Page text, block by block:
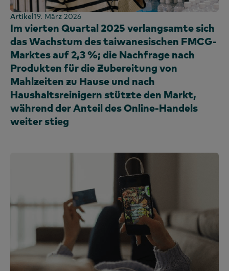
Nigeria
Peru
Philippinen
Portugal
Saudi-Arabien
Schottland
Südafrika
Spanien
Großbritannien und Irland
Vereinigte Arabische Emirate
Vereinigtes Königreich
Vereinigte Staaten
Vietnam
Artikel19. März 2026
Im vierten Quartal 2025 verlangsamte sich
das Wachstum des taiwanesischen FMCG-
Marktes auf 2,3 %; die Nachfrage nach
Produkten für die Zubereitung von
Mahlzeiten zu Hause und nach
Haushaltsreinigern stützte den Markt,
während der Anteil des Online-Handels
weiter stieg